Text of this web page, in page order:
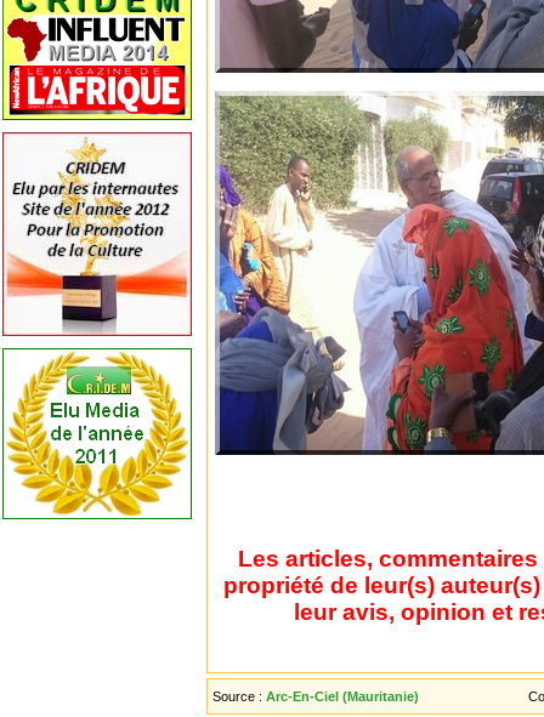
Les articles,
propriété de leur(s)
leur avis, opinion et
Source : Arc-En-Ciel (Mauritanie)